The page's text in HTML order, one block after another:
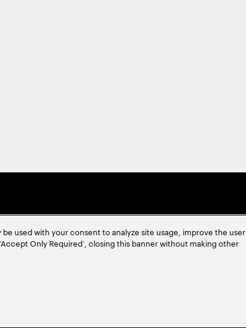
used with your consent to analyze site usage, improve the user
Only Required’, closing this banner without making other